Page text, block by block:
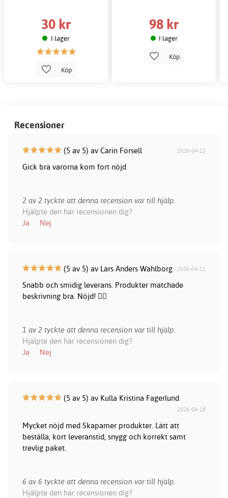
30 kr
I lager
Köp
98 kr
I lager
Köp
Recensioner
(5 av 5) av Carin Forsell 2026-04-11
Gick bra varorna kom fort nöjd
2 av 2 tyckte att denna recension var till hjälp.
Hjälpte den här recensionen dig?
Ja
Nej
(5 av 5) av Lars Anders Wahlborg 2026-04-11
Snabb och smidig leverans. Produkter matchade
beskrivning bra. Nöjd! 👍🏻
1 av 2 tyckte att denna recension var till hjälp.
Hjälpte den här recensionen dig?
Ja
Nej
(5 av 5) av Kulla Kristina Fagerlund
2026-04-18
Mycket nöjd med Skapamer produkter. Lätt att
beställa, kort leveranstid, snygg och korrekt samt
trevlig paket.
6 av 6 tyckte att denna recension var till hjälp.
Hjälpte den här recensionen dig?